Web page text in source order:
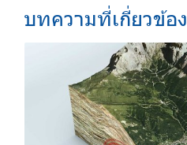
บทความที่เกี่ยวข้อง